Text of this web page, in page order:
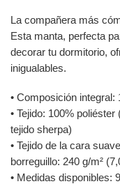
La compañera más
Esta manta, perfecta
decorar tu dormitorio,
inigualables.
• Composición
• Tejido: 100%
tejido sherpa)
• Tejido de la cara
borreguillo: 240 g/m²
• Medidas disponibles: